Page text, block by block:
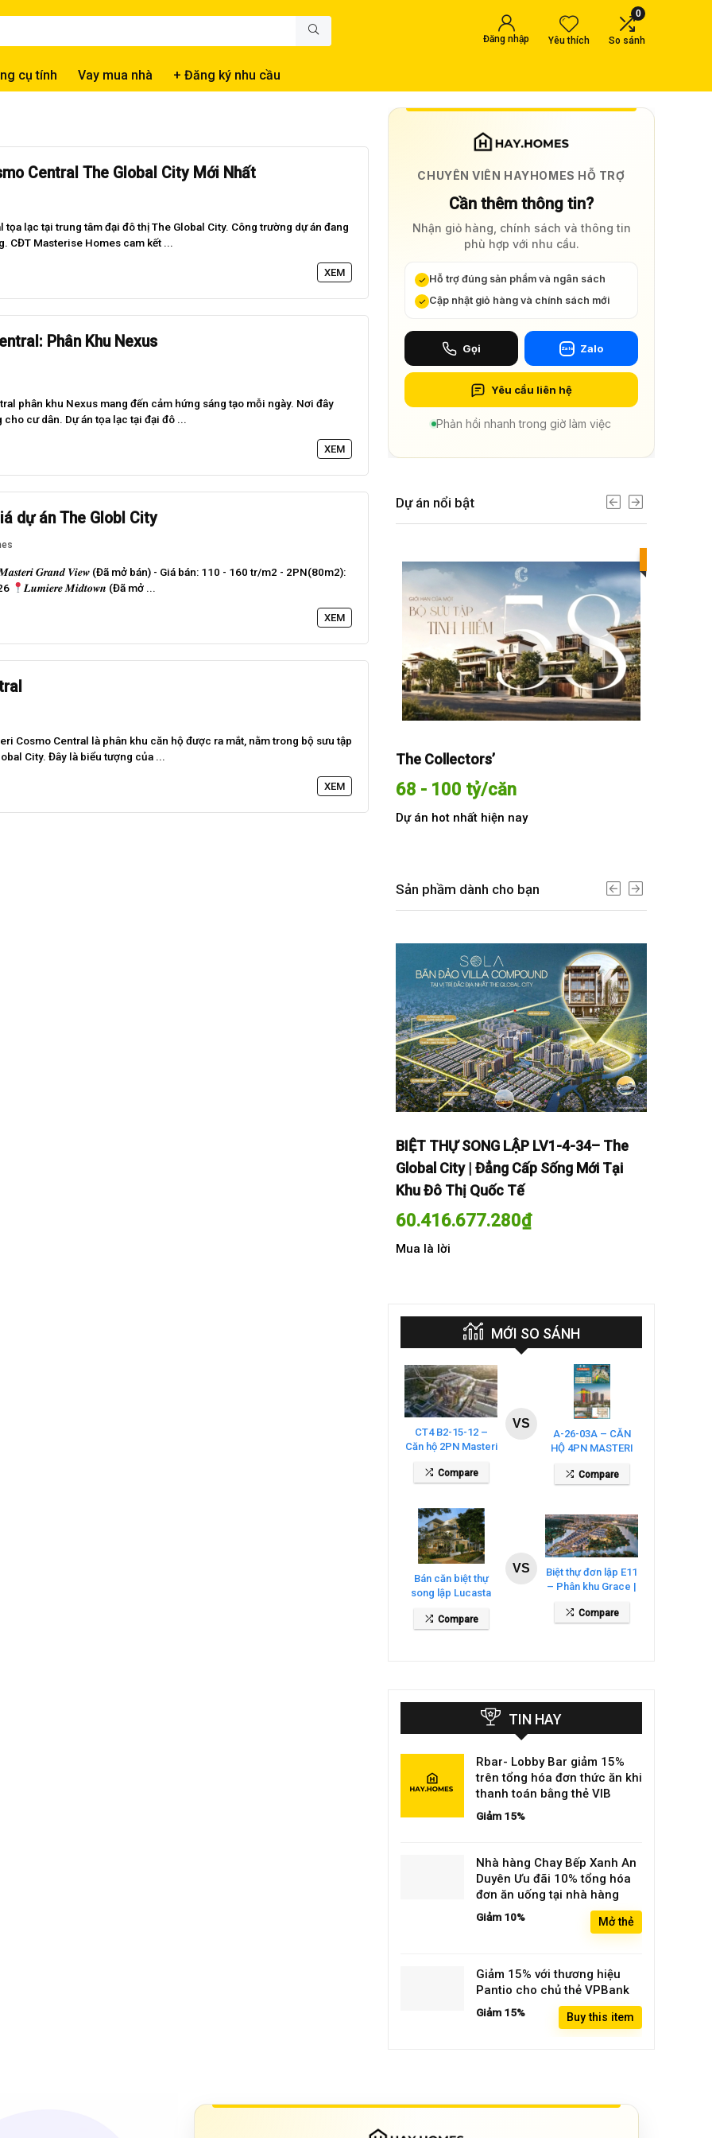
Đăng nhập Yêu thích
0
So sánh
cụ tính Vay mua nhà + Đăng ký nhu cầu
Central The Global City Mới Nhất
tọa lạc tại trung tâm đại đô thị The Global City. Công trường dự án đang
CĐT Masterise Homes cam kết ...
XEM
Phân Khu Nexus
phân khu Nexus mang đến cảm hứng sáng tạo mỗi ngày. Nơi đây
cư dân. Dự án tọa lạc tại đại đô ...
XEM
dự án The Globl City
𝑮𝒓𝒂𝒏𝒅 𝑽𝒊𝒆𝒘 (Đã mở bán) - Giá bán: 110 - 160 tr/m2 - 2PN(80m2):
𝑳𝒖𝒎𝒊𝒆𝒓𝒆 𝑴𝒊𝒅𝒕𝒐𝒘𝒏 (Đã mở ...
XEM
Cosmo Central là phân khu căn hộ được ra mắt, nằm trong bộ sưu tập
City. Đây là biểu tượng của ...
XEM
CHUYÊN VIÊN HAYHOMES HỖ TRỢ
Cần thêm thông tin?
Nhận giỏ hàng, chính sách và thông tin
phù hợp với nhu cầu.
Hỗ trợ đúng sản phẩm và ngân sách
Cập nhật giỏ hàng và chính sách mới
Gọi Zalo Zalo
Yêu cầu liên hệ
Phản hồi nhanh trong giờ làm việc
Dự án nổi bật
nay
Metropolis Thủ Thiêm
Dự án hot nhất hiện nay
The Collectors’
68 - 100 tỷ/căn
Dự án hot nhất hiện nay
Sản phầm dành cho bạn
BIỆT THỰ SONG LẬP LV1-4-34– The
Global City | Đẳng Cấp Sống Mới Tại
Khu Đô Thị Quốc Tế
60.416.677.280₫
Mua là lời
MỚI SO SÁNH
CT4 B2-15-12 –
Căn hộ 2PN Masteri
Compare
VS
A-26-03A – CĂN
HỘ 4PN MASTERI
COSMO CENTRAL
– THE GLOBAL
Compare
Bán căn biệt thự
song lập Lucasta
Villa – DT 175m2
giá 26 tỷ
Compare
VS
Biệt thự đơn lập E11
– Phân khu Grace |
Waters
Compare
TIN HAY
Rbar- Lobby Bar giảm 15%
trên tổng hóa đơn thức ăn khi
thanh toán bằng thẻ VIB
Giảm 15%
Nhà hàng Chay Bếp Xanh An
Duyên Ưu đãi 10% tổng hóa
đơn ăn uống tại nhà hàng
Giảm 10% Mở thẻ
Giảm 15% với thương hiệu
Pantio cho chủ thẻ VPBank
Giảm 15% Buy this item